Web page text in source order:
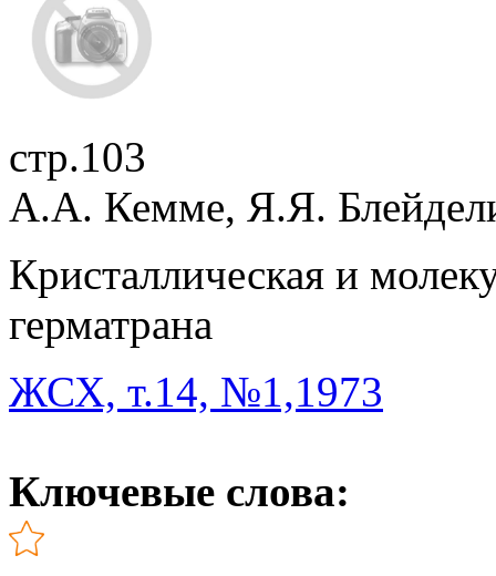
стр.103
А.А. Кемме, Я.Я.
Кристаллическая и
герматрана
ЖСХ, т.14, №1,1973
Ключевые слова: